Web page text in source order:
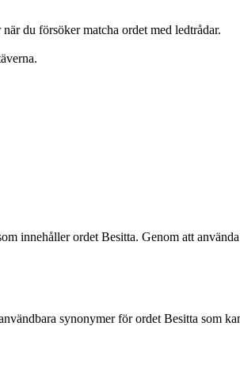
du försöker matcha ordet med ledtrådar.
innehåller ordet Besitta. Genom att
synonymer för ordet Besitta som